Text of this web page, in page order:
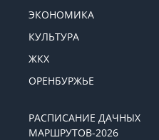
ЭКОНОМИКА
КУЛЬТУРА
ЖКХ
ОРЕНБУРЖЬЕ
РАСПИСАНИЕ ДАЧНЫХ
МАРШРУТОВ-2026